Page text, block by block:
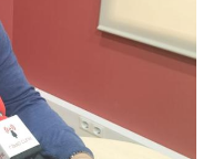
BENACH.
CONSELL